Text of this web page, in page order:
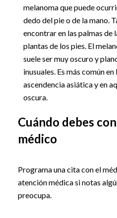
melanoma que puede
dedo del pie o de la mano.
encontrar en las palmas de
plantas de los pies. El
suele ser muy oscuro y
inusuales. Es más común
ascendencia asiática y en
oscura.
Cuándo debes
médico
Programa una cita con el
atención médica si notas
preocupa.